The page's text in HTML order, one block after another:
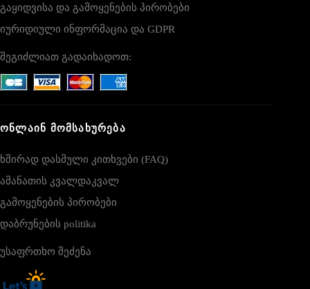
გაყიდვისა და გამოყენების პირობები
იურიდიული ინფორმაცია და GDPR
შეგიძლიათ გადაიხადოთ:
ᲝᲜᲚᲐᲘᲜ ᲛᲝᲛᲡᲐᲮᲣᲠᲔᲑᲐ
ხშირად დასმული კითხვები (FAQ)
ამანათის კვალდაკვალ
გამოყენების პირობები
დაბრუნების politika
უსაფრთხო შეძენა